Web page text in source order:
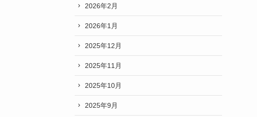
2026年2月
2026年1月
2025年12月
2025年11月
2025年10月
2025年9月